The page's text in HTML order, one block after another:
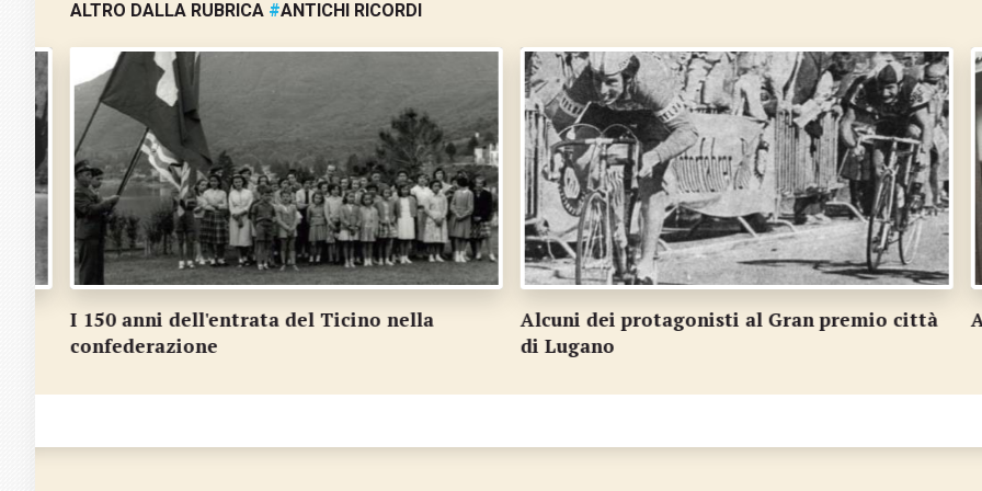
ALTRO DALLA RUBRICA #ANTICHI RICORDI
Alcuni dei protagonisti al Gran premio città
di Lugano
Alta moda in via Nassa